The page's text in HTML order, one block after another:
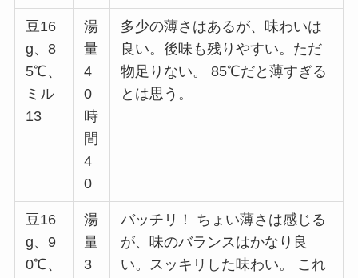
豆16
g、8
5℃、
ミル
13
湯
量
4
0
時
間
4
0
多少の薄さはあるが、味わいは
良い。後味も残りやすい。ただ
物足りない。 85℃だと薄すぎる
とは思う。
豆16
g、9
0℃、
湯
量
3
バッチリ！ ちょい薄さは感じる
が、味のバランスはかなり良
い。スッキリした味わい。 これ